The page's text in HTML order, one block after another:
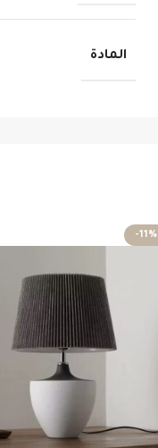
المادة
-11%